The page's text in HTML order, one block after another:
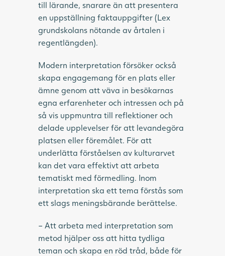
till lärande, snarare än att presentera
en uppställning faktauppgifter (Lex
grundskolans nötande av årtalen i
regentlängden).
Modern interpretation försöker också
skapa engagemang för en plats eller
ämne genom att väva in besökarnas
egna erfarenheter och intressen och på
så vis uppmuntra till reflektioner och
delade upplevelser för att levandegöra
platsen eller föremålet. För att
underlätta förståelsen av kulturarvet
kan det vara effektivt att arbeta
tematiskt med förmedling. Inom
interpretation ska ett tema förstås som
ett slags meningsbärande berättelse.
– Att arbeta med interpretation som
metod hjälper oss att hitta tydliga
teman och skapa en röd tråd, både för